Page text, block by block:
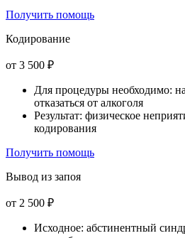
Получить помощь
Кодирование
от 3 500 ₽
Для процедуры необходимо:
отказаться от алкоголя
Результат: физическое
кодирования
Получить помощь
Вывод из запоя
от 2 500 ₽
Исходное: абстинентный